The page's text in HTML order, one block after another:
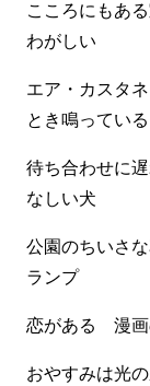
こころにもあ
わがしい
エア・カスタ
とき鳴っている
待ち合わせに
なしい犬
公園のちいさ
ランプ
恋がある 漫画
おやすみは光